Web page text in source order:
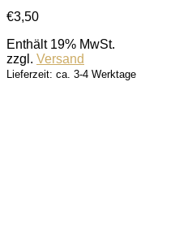
€3,50
Enthält 19% MwSt.
zzgl. Versand
Lieferzeit: ca. 3-4 Werktage